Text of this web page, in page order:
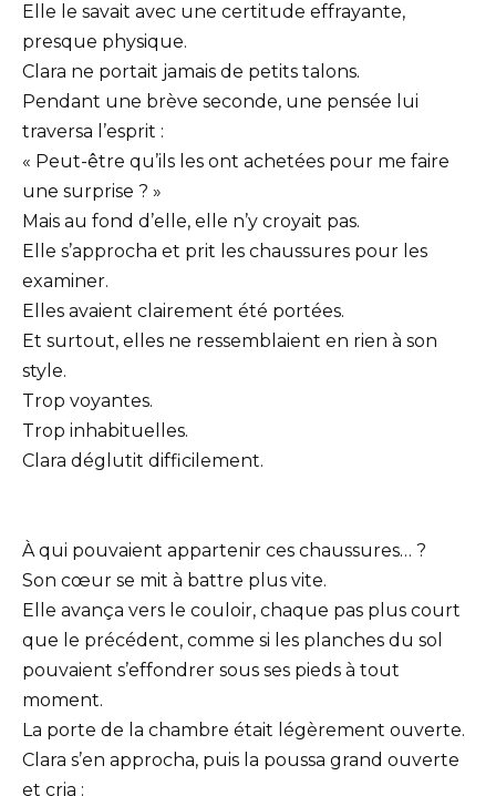
Elle le savait avec une certitude effrayante,
presque physique.
Clara ne portait jamais de petits talons.
Pendant une brève seconde, une pensée lui
traversa l’esprit :
« Peut-être qu’ils les ont achetées pour me faire
une surprise ? »
Mais au fond d’elle, elle n’y croyait pas.
Elle s’approcha et prit les chaussures pour les
examiner.
Elles avaient clairement été portées.
Et surtout, elles ne ressemblaient en rien à son
style.
Trop voyantes.
Trop inhabituelles.
Clara déglutit difficilement.
À qui pouvaient appartenir ces chaussures… ?
Son cœur se mit à battre plus vite.
Elle avança vers le couloir, chaque pas plus court
que le précédent, comme si les planches du sol
pouvaient s’effondrer sous ses pieds à tout
moment.
La porte de la chambre était légèrement ouverte.
Clara s’en approcha, puis la poussa grand ouverte
et cria :